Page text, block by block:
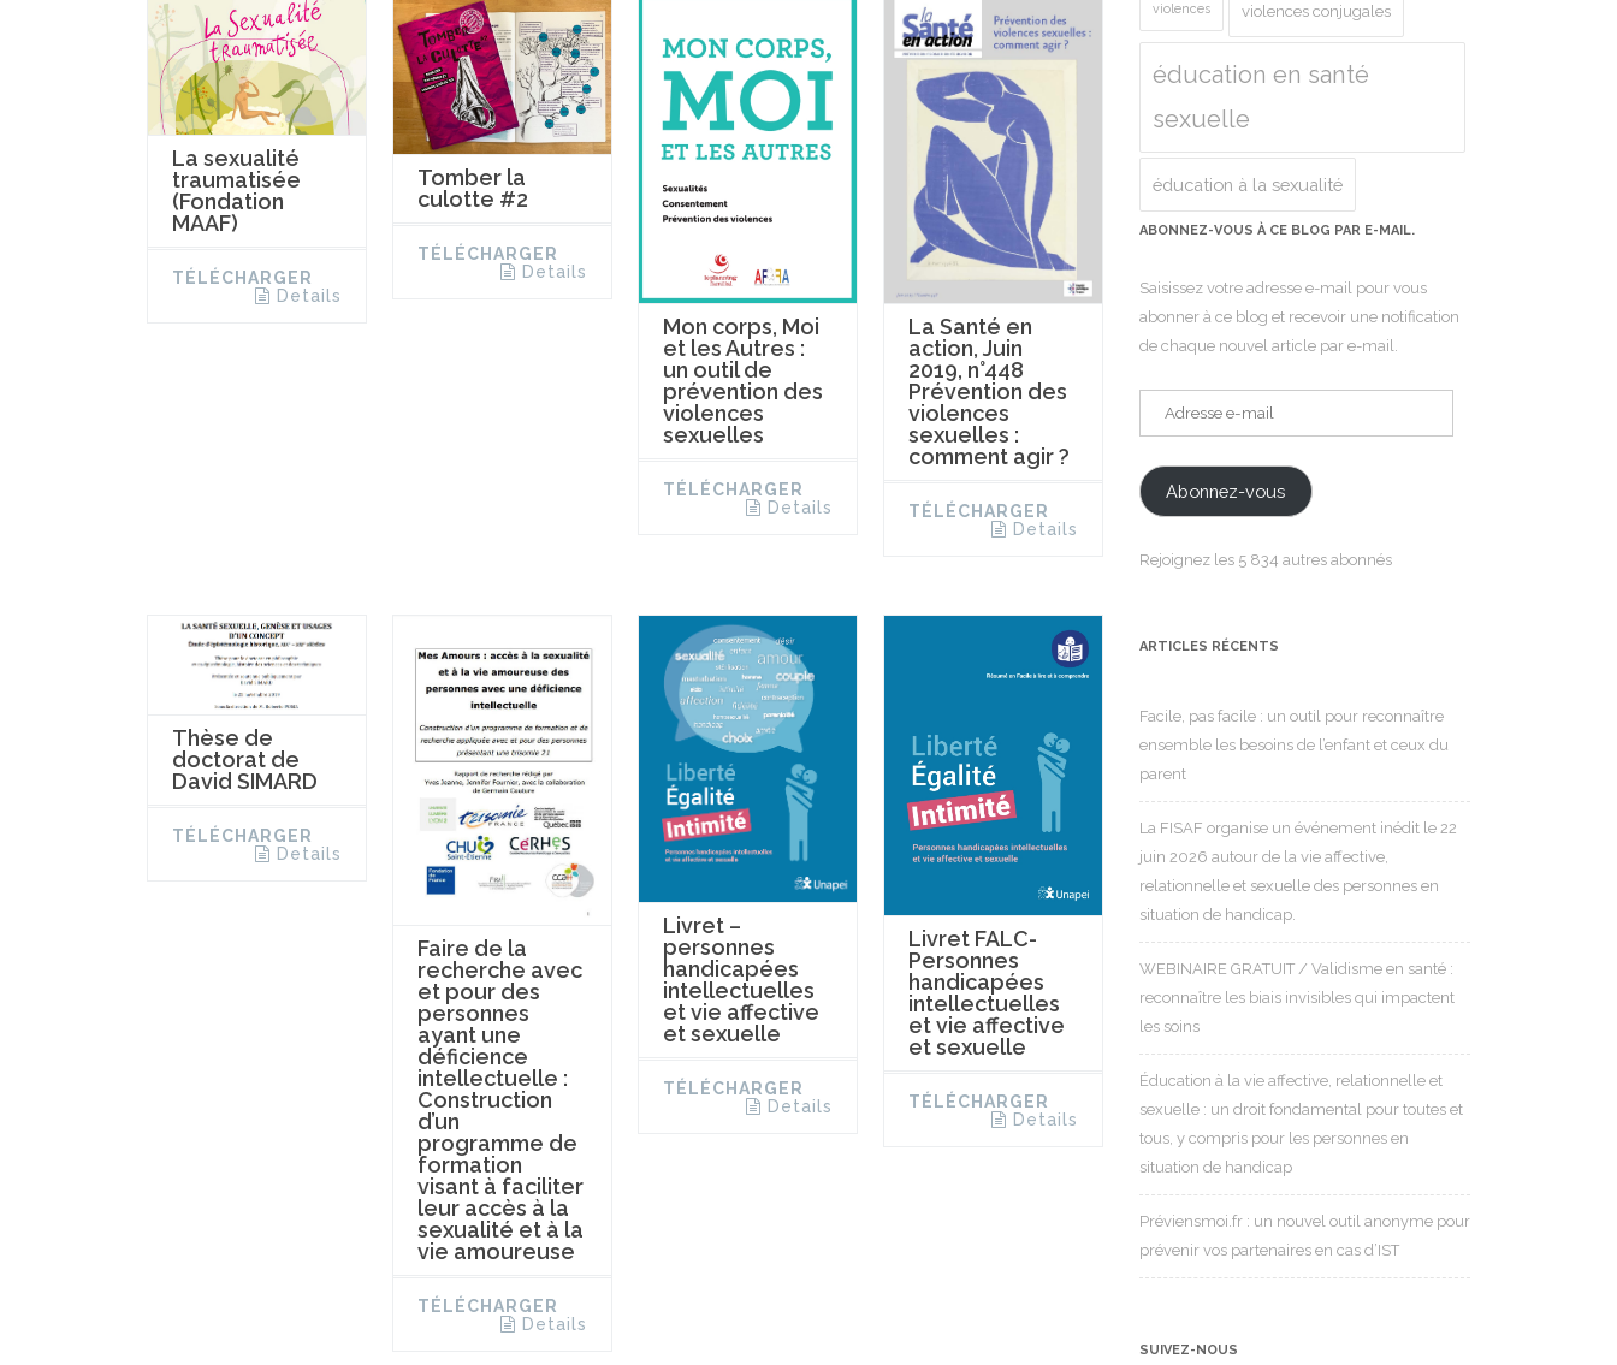
La sexualité
traumatisée
(Fondation
MAAF)
TÉLÉCHARGER
Details
Tomber la
culotte #2
TÉLÉCHARGER
Details
Mon corps, Moi
et les Autres :
un outil de
prévention des
violences
sexuelles
TÉLÉCHARGER
Details
La Santé en
action, Juin
2019, n°448
Prévention des
violences
sexuelles :
comment agir ?
TÉLÉCHARGER
Details
Thèse de
doctorat de
David SIMARD
TÉLÉCHARGER
Details
Faire de la
recherche avec
et pour des
personnes
ayant une
déficience
intellectuelle :
Construction
d’un
programme de
formation
visant à faciliter
leur accès à la
sexualité et à la
vie amoureuse
TÉLÉCHARGER
Details
Livret –
personnes
handicapées
intellectuelles
et vie affective
et sexuelle
TÉLÉCHARGER
Details
Livret FALC-
Personnes
handicapées
intellectuelles
et vie affective
et sexuelle
TÉLÉCHARGER
Details
violences violences conjugales
éducation en santé
sexuelle
éducation à la sexualité
ABONNEZ-VOUS À CE BLOG PAR E-MAIL.
Saisissez votre adresse e-mail pour vous
abonner à ce blog et recevoir une notification
de chaque nouvel article par e-mail.
Adresse
e-
Abonnez-vous
Rejoignez les 5 834 autres abonnés
ARTICLES RÉCENTS
Facile, pas facile : un outil pour reconnaître
ensemble les besoins de l’enfant et ceux du
parent
La FISAF organise un événement inédit le 22
juin 2026 autour de la vie affective,
relationnelle et sexuelle des personnes en
situation de handicap.
WEBINAIRE GRATUIT / Validisme en santé :
reconnaître les biais invisibles qui impactent
les soins
Éducation à la vie affective, relationnelle et
sexuelle : un droit fondamental pour toutes et
tous, y compris pour les personnes en
situation de handicap
Préviensmoi.fr : un nouvel outil anonyme pour
prévenir vos partenaires en cas d’IST
SUIVEZ-NOUS